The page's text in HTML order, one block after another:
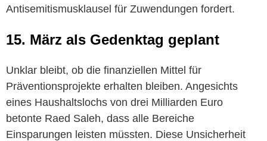
Antisemitismusklausel für Zuwendungen fordert.
15. März als Gedenktag geplant
Unklar bleibt, ob die finanziellen Mittel für
Präventionsprojekte erhalten bleiben. Angesichts
eines Haushaltslochs von drei Milliarden Euro
betonte Raed Saleh, dass alle Bereiche
Einsparungen leisten müssten. Diese Unsicherheit